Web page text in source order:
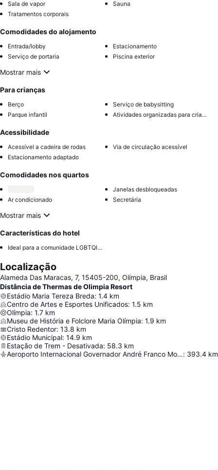
Sala de vapor
Sauna
Tratamentos corporais
Comodidades do alojamento
Entrada/lobby
Estacionamento
Serviço de portaria
Piscina exterior
Mostrar mais
Para crianças
Berço
Serviço de babysitting
Parque infantil
Atividades organizadas para crianças
Acessibilidade
Acessível a cadeira de rodas
Via de circulação acessível
Estacionamento adaptado
Comodidades nos quartos
Janelas desbloqueadas
Ar condicionado
Secretária
Mostrar mais
Características do hotel
Ideal para a comunidade LGBTQIA+
Localização
Alameda Das Maracas, 7, 15405-200, Olímpia, Brasil
Distância de Thermas de Olimpia Resort
Estádio Maria Tereza Breda: 1.4 km
Centro de Artes e Esportes Unificados: 1.5 km
Olímpia: 1.7 km
Museu de História e Folclore Maria Olímpia: 1.9 km
Cristo Redentor: 13.8 km
Estádio Municipal: 14.9 km
Estação de Trem - Desativada: 58.3 km
Aeroporto Internacional Governador André Franco Montoro: 393.4 km